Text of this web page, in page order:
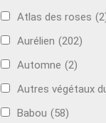
Atlas des roses
Aurélien (202)
Automne (2)
Autres végétaux
Babou (58)